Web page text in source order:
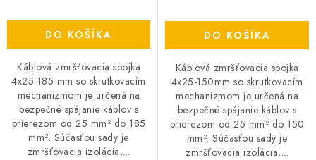
DO KOŠÍKA
Káblová zmršťovacia spojka
4x25-185 mm so skrutkovacím
mechanizmom je určená na
bezpečné spájanie káblov s
prierezom od 25 mm² do 185
mm². Súčasťou sady je
zmršťovacia izolácia,...
DO KOŠÍKA
Káblová zmršťovacia spojka
4x25-150mm so skrutkovacím
mechanizmom je určená na
bezpečné spájanie káblov s
prierezom od 25 mm² do 150
mm². Súčasťou sady je
zmršťovacia izolácia,...